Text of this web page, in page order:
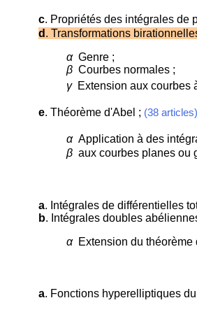
c. Propriétés des intégrales de
d . Transformations
αGenre ;
β Courbes normales ;
γExtension aux courbes
e. Théorème d'Abel ; (38 articles)
αApplication à des
β aux courbes planes ou
a. Intégrales de différentielles
b. Intégrales doubles
αExtension du théorème
a. Fonctions hyperelliptiques